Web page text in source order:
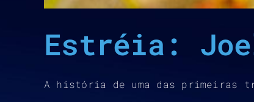
Estréia:
A história de uma das primeiras